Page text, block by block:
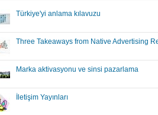
Türkiye'yi anlama kılavuzu
Three Takeaways from Native Advertising
Marka aktivasyonu ve sinsi pazarlama
İletişim Yayınları